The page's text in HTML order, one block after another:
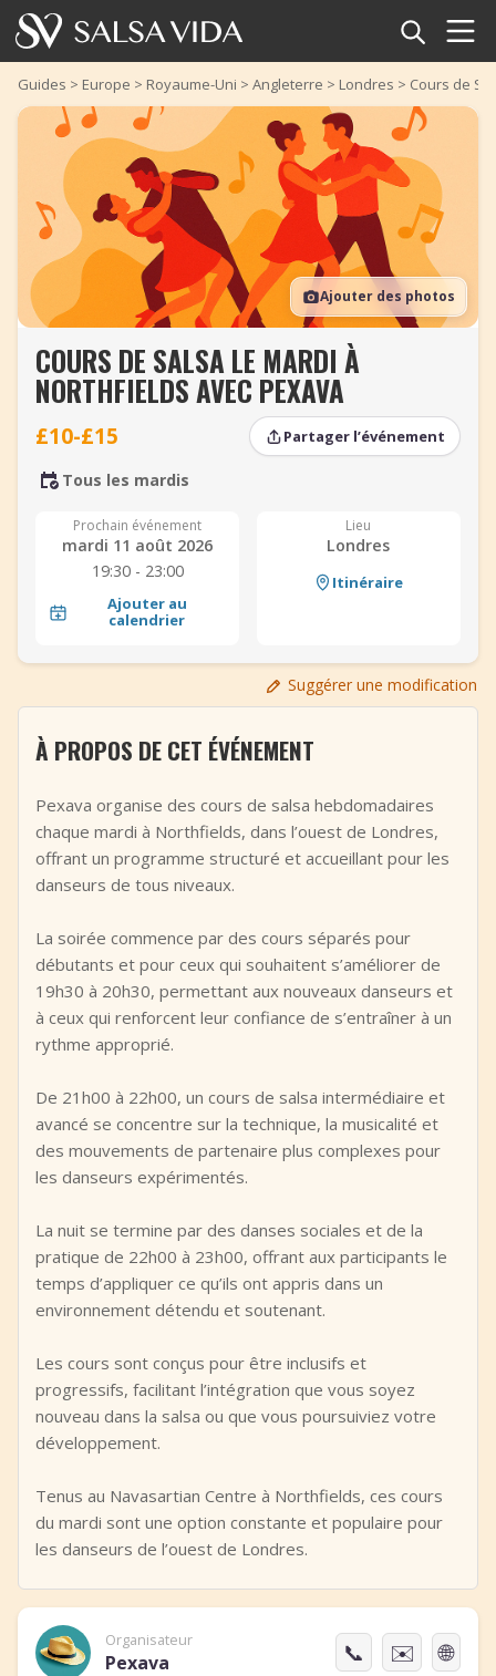
Accueil
Événements
Actualités
Articles
Vidéos
Glossaire
TuneTempo
Ajouter un événement
Guides > Europe > Royaume-Uni > Angleterre > Londres > Cours de
Ajouter des photos
COURS DE SALSA LE MARDI À
NORTHFIELDS AVEC PEXAVA
£10-£15 Partager l’événement
Tous les mardis
Prochain événement
mardi 11 août 2026
19:30 - 23:00
Ajouter au
calendrier
Lieu
Londres
Itinéraire
Suggérer une modification
À PROPOS DE CET ÉVÉNEMENT
Pexava organise des cours de salsa hebdomadaires
chaque mardi à Northfields, dans l’ouest de Londres,
offrant un programme structuré et accueillant pour les
danseurs de tous niveaux.
La soirée commence par des cours séparés pour
débutants et pour ceux qui souhaitent s’améliorer de
19h30 à 20h30, permettant aux nouveaux danseurs et
à ceux qui renforcent leur confiance de s’entraîner à un
rythme approprié.
De 21h00 à 22h00, un cours de salsa intermédiaire et
avancé se concentre sur la technique, la musicalité et
des mouvements de partenaire plus complexes pour
les danseurs expérimentés.
La nuit se termine par des danses sociales et de la
pratique de 22h00 à 23h00, offrant aux participants le
temps d’appliquer ce qu’ils ont appris dans un
environnement détendu et soutenant.
Les cours sont conçus pour être inclusifs et
progressifs, facilitant l’intégration que vous soyez
nouveau dans la salsa ou que vous poursuiviez votre
développement.
Tenus au Navasartian Centre à Northfields, ces cours
du mardi sont une option constante et populaire pour
les danseurs de l’ouest de Londres.
Organisateur
Pexava 📞 ✉️ 🌐